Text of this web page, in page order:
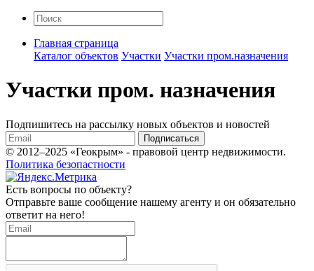
Главная страница
Каталог объектов Участки Участки пром.назначения
Участки пром. назначения
Подпишитесь на рассылку новых объектов и новостей
Подписаться
© 2012–2025 «Геокрым» - правовой центр недвижимости.
Политика безопастности
Есть вопросы по объекту?
Отправьте ваше сообщение нашему агенту и он обязательно
ответит на него!